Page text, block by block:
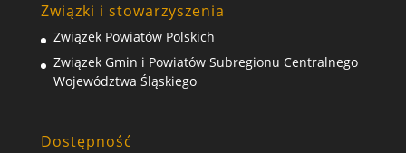
Związki i stowarzyszenia
Związek Powiatów Polskich
Związek Gmin i Powiatów Subregionu Centralnego
Województwa Śląskiego
Dostępność